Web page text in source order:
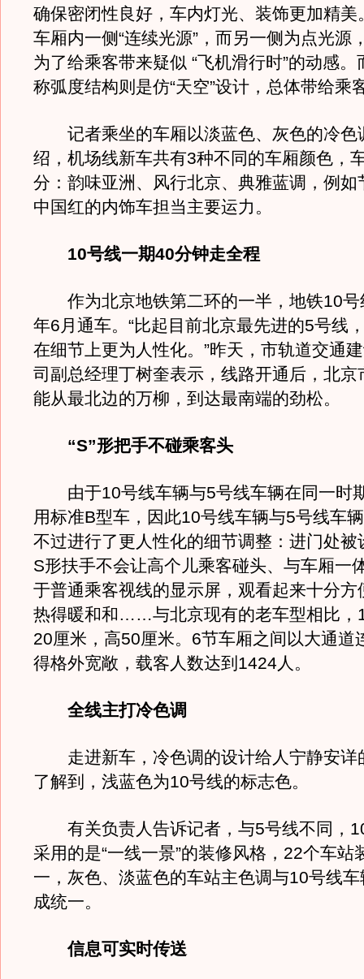
确保密闭性良好，车内灯光、装饰更加精美
车厢内一侧“连续光源”，而另一侧为点光源
为了给乘客带来疑似 “飞机滑行时”的动感
称弧度结构则是仿“天空”设计，总体带给乘
记者乘坐的车厢以淡蓝色、灰色的冷色
绍，机场线新车共有3种不同的车厢颜色，
分：韵味亚洲、风行北京、典雅蓝调，例如
中国红的内饰车担当主要运力。
10号线一期40分钟走全程
作为北京地铁第二环的一半，地铁10号
年6月通车。“比起目前北京最先进的5号线
在细节上更为人性化。”昨天，市轨道交通
司副总经理丁树奎表示，线路开通后，北京
能从最北边的万柳，到达最南端的劲松。
“S”形把手不碰乘客头
由于10号线车辆与5号线车辆在同一时
用标准B型车，因此10号线车辆与5号线车
不过进行了更人性化的细节调整：进门处被
S形扶手不会让高个儿乘客碰头、与车厢一
于普通乘客视线的显示屏，观看起来十分方
热得暖和和……与北京现有的老车型相比，
20厘米，高50厘米。6节车厢之间以大通道
得格外宽敞，载客人数达到1424人。
全线主打冷色调
走进新车，冷色调的设计给人宁静安详
了解到，浅蓝色为10号线的标志色。
有关负责人告诉记者，与5号线不同，
采用的是“一线一景”的装修风格，22个车站
一，灰色、淡蓝色的车站主色调与10号线
成统一。
信息可实时传送